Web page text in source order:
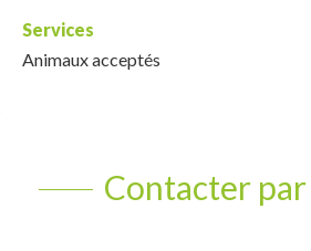
Services
Animaux acceptés
Contacter